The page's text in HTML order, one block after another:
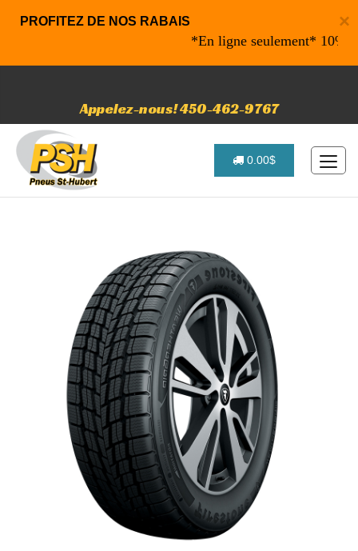
×
PROFITEZ DE NOS RABAIS
*En ligne seulement* 10% de
Appelez-nous! 450-462-9767
0.00$